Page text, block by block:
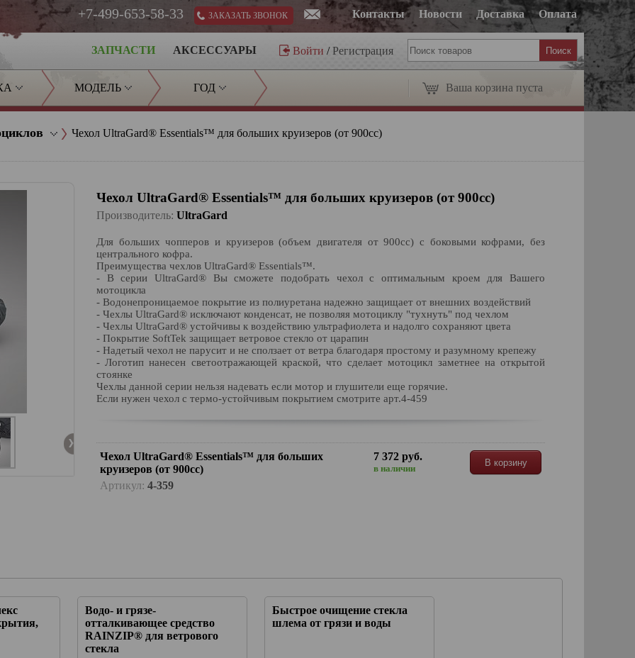
Оплата
Доставка
Новости
Контакты
ЗАКАЗАТЬ ЗВОНОК
+7-499-653-58-33
Войти /Регистрация
АКСЕССУАРЫ
ЗАПЧАСТИ
МОДЕЛЬ ГОД Ваша корзина пуста
Чехол UltraGard® Essentials™ для больших круизеров (от 900сс)
Чехол UltraGard® Essentials™ для больших круизеров (от 900сс)
Производитель: UltraGard
Для больших чопперов и круизеров (объем двигателя от 900сс) с боковыми кофрами, без
центрального кофра.
Преимущества чехлов UltraGard® Essentials™.
- В серии UltraGard® Вы сможете подобрать чехол с оптимальным кроем для Вашего
мотоцикла
- Водонепроницаемое покрытие из полиуретана надежно защищает от внешних воздействий
- Чехлы UltraGard® исключают конденсат, не позволяя мотоциклу "тухнуть" под чехлом
- Чехлы UltraGard® устойчивы к воздействию ультрафиолета и надолго сохраняют цвета
- Покрытие SoftTek защищает ветровое стекло от царапин
- Надетый чехол не парусит и не сползает от ветра благодаря простому и разумному крепежу
- Логотип нанесен светоотражающей краской, что сделает мотоцикл заметнее на открытой
стоянке
Чехлы данной серии нельзя надевать если мотор и глушители еще горячие.
Если нужен чехол с термо-устойчивым покрытием смотрите арт.4-459
Чехол UltraGard® Essentials™ для больших
круизеров (от 900сс)
7 372 руб.
в наличии
В корзину
Артикул: 4-359
Водо- и грязе-
отталкивающее средство
RAINZIP® для ветрового
стекла
Быстрое очищение стекла
шлема от грязи и воды